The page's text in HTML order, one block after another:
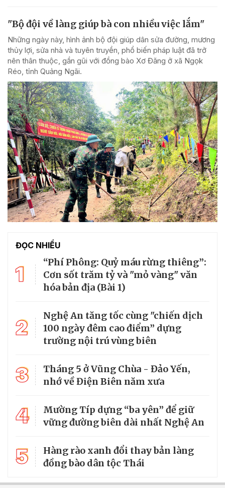
"Bộ đội về làng giúp bà con nhiều việc lắm"
Những ngày này, hình ảnh bộ đội giúp dân sửa đường, mương
thủy lợi, sửa nhà và tuyên truyền, phổ biến pháp luật đã trở
nên thân thuộc, gần gũi với đồng bào Xơ Đăng ở xã Ngọk
Réo, tỉnh Quảng Ngãi.
ĐỌC NHIỀU
1
“Phí Phông: Quỷ máu rừng thiêng”:
Cơn sốt trăm tỷ và "mỏ vàng" văn
hóa bản địa (Bài 1)
2
Nghệ An tăng tốc cùng "chiến dịch
100 ngày đêm cao điểm” dựng
trường nội trú vùng biên
3
Tháng 5 ở Vũng Chùa - Đảo Yến,
nhớ về Điện Biên năm xưa
4
Mường Típ dựng “ba yên” để giữ
vững đường biên dài nhất Nghệ An
5
Hàng rào xanh đổi thay bản làng
đồng bào dân tộc Thái